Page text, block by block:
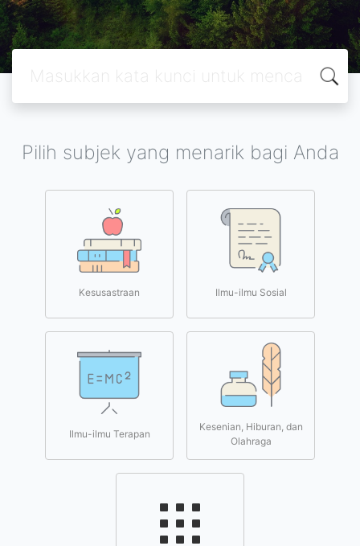
Pilih subjek yang menarik bagi Anda
Kesusastraan Ilmu-ilmu Sosial
Ilmu-ilmu Terapan
Kesenian, Hiburan, dan
Olahraga